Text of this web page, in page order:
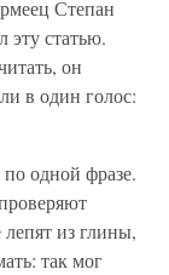
Степан
статью.
он
в один голос:
одной фразе.
из глины,
так мог